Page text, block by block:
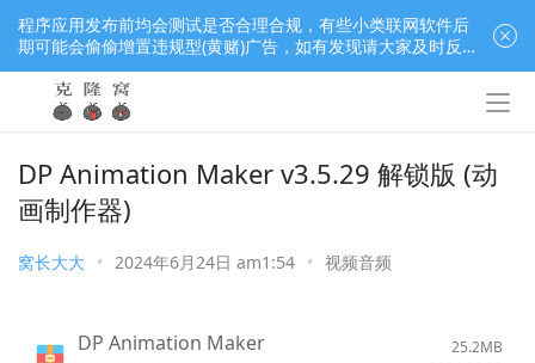
DP Animation Maker v3.5.29 解锁版 (动
画制作器)
窝长大大 • 2024年6月24日 am1:54 • 视频音频
DP Animation Maker
25.2MB
程序应用发布前均会测试是否合理合规，有些小类联网软件后
期可能会偷偷增置违规型(黄赌)广告，如有发现请大家及时反
馈窝长进行处理，共同监督维护良好的程序应用下载社区！